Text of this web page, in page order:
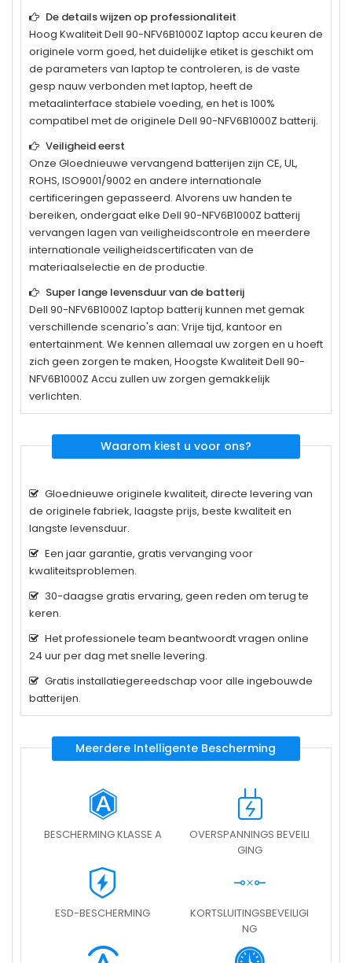
De details wijzen op professionaliteit
Hoog KwaliteitDell 90-NFV6B1000Z laptop accu keuren de
originele vorm goed, het duidelijke etiket is geschikt om
de parameters van laptop te controleren, is de vaste
gesp nauw verbonden met laptop, heeft de
metaalinterface stabiele voeding, en het is 100%
compatibel met de originele Dell 90-NFV6B1000Z batterij.
Veiligheid eerst
Onze Gloednieuwe vervangend batterijen zijn CE, UL,
ROHS, ISO9001/9002 en andere internationale
certificeringen gepasseerd. Alvorens uw handen te
bereiken, ondergaat elke Dell 90-NFV6B1000Z batterij
vervangen lagen van veiligheidscontrole en meerdere
internationale veiligheidscertificaten van de
materiaalselectie en de productie.
Super lange levensduur van de batterij
Dell 90-NFV6B1000Z laptop batterij kunnen met gemak
verschillende scenario's aan: Vrije tijd, kantoor en
entertainment. We kennen allemaal uw zorgen en u hoeft
zich geen zorgen te maken, Hoogste Kwaliteit Dell 90-
NFV6B1000Z Accu zullen uw zorgen gemakkelijk
verlichten.
Waarom kiest u voor ons?
Gloednieuwe originele kwaliteit, directe levering van
de originele fabriek, laagste prijs, beste kwaliteit en
langste levensduur.
Een jaar garantie, gratis vervanging voor
kwaliteitsproblemen.
30-daagse gratis ervaring, geen reden om terug te
keren.
Het professionele team beantwoordt vragen online
24 uur per dag met snelle levering.
Gratis installatiegereedschap voor alle ingebouwde
batterijen.
Meerdere Intelligente Bescherming
BESCHERMING KLASSE A
OVERSPANNINGS BEVEILI
GING
ESD-BESCHERMING
KORTSLUITINGSBEVEILIGI
NG